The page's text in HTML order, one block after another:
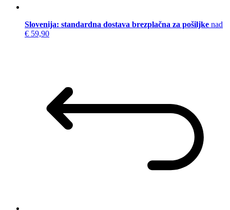
Slovenija: standardna dostava brezplačna za pošiljke nad
€ 59,90